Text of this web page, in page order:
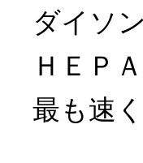
ダイソ
ＨＥＰ
最も速